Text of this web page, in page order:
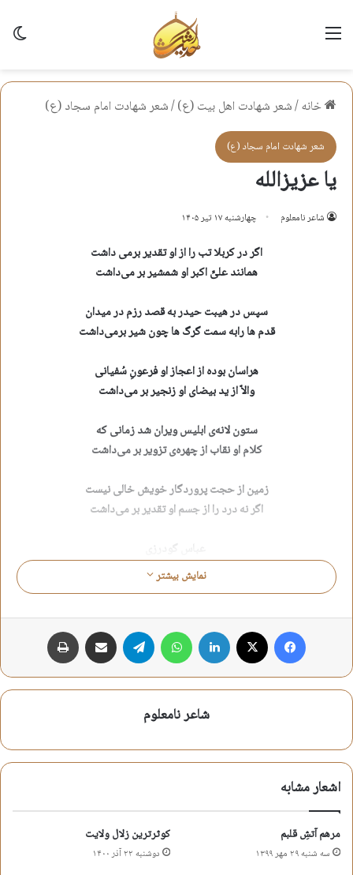
منو
خانه/شعر شهادت اهل بيت (ع)/شعر شهادت امام سجاد (ع)
شعر شهادت امام سجاد (ع)
یا عزیزالله
شاعر نامعلوم چهارشنبه ۱۷ تیر ۱۴۰۵
اگر در کربلا تب را از او تقدیر برمی داشت
همانند علیِّ اکبر او شمشیر بر می‌داشت
سپس در هیبت حیدر به قصد رزم در میدان
قدم ها رابه سمت گرگ ها چون شیر برمی‌داشت
هراسان بوده از اعجاز او فرعونِ سُفیانی
والاّ از ید بیضای او زنجیر بر می‌داشت
ستون لانه‌ی ابلیس ویران شد زمانی که
کلام او نقاب از چهره‌ی تزویر بر می‌داشت
زمین از حجت پروردگار خویش خالی نیست
اگر نه درد را از جسم او تقدیر بر می‌داشت
شعر شهادت حضرت زین العابدین
شعر شهادت علی ابن الحسین
عباس گودرزی
نمایش بیشتر
فیس بوک لینکدین تلگرام اشتراک گذاری از طریق ایمیل
شاعر نامعلوم
اشعار مشابه
مرهم آتشِ قلبم
سه شنبه ۲۹ مهر ۱۳۹۹
کوثرترین زلال ولایت
دوشنبه ۲۲ آذر ۱۴۰۰